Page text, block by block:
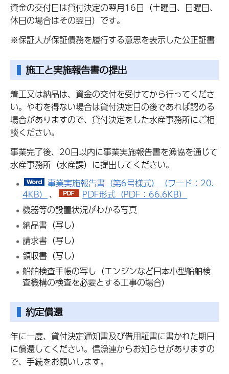
資金の交付日は貸付決定の翌月16日（土曜日、日曜日、
休日の場合はその翌日）です。
※保証人が保証債務を履行する意思を表示した公正証書
施工と実施報告書の提出
着工又は納品は、資金の交付を受けてから行ってくださ
い。やむを得ない場合は貸付決定日の後であれば認める
場合がありますので、貸付決定をした水産事務所にご相
談ください。
事業完了後、20日以内に事業実施報告書を漁協を通じて
水産事務所（水産課）に提出してください。
事業実施報告書（第6号様式）（ワード：20.
4KB） 、
PDF形式（PDF：66.6KB）
機器等の設置状況がわかる写真
納品書（写し）
請求書（写し）
領収書（写し）
船舶検査手帳の写し（エンジンなど日本小型船舶検
査機構の検査を必要とする工事の場合）
約定償還
年に一度、貸付決定通知書及び借用証書に書かれた期日
に償還してください。信漁連からお知らせがありますの
で、手続をお願いします。